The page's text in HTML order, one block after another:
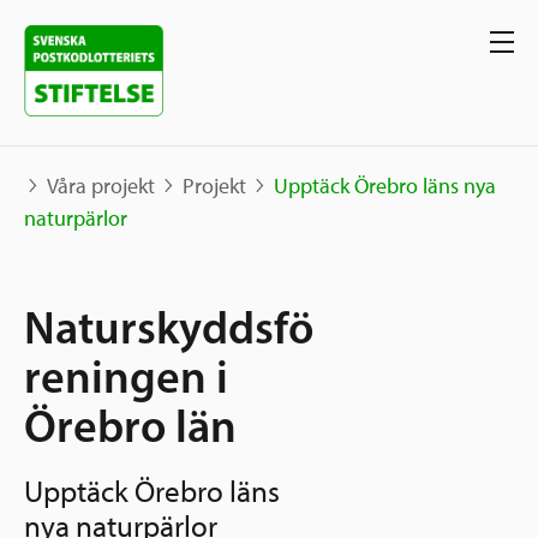
Projekt
Berättelser
Våra stöd
Sverige och övriga världen
Grannskapsinitiativet
Utlysningar
Samhällsentreprenörskap
Sök stöd
Ansök
Våra projekt Projekt
Upptäck Örebro läns nya
naturpärlor
Naturskyddsfö
reningen i
Örebro län
Upptäck Örebro läns
nya naturpärlor